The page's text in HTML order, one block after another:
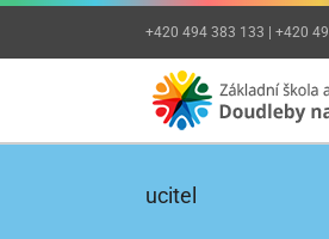
Přeskočit
+420 494 383 133 | +420
ucitel